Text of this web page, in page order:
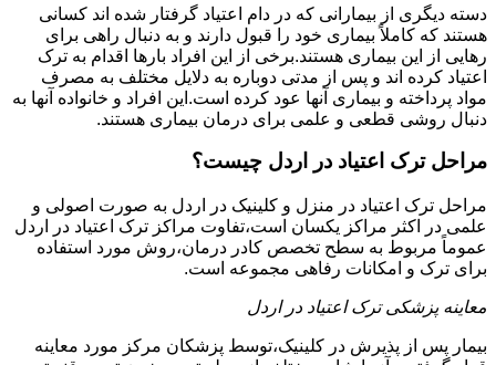
دسته دیگری از بیمارانی که در دام اعتیاد گرفتار شده اند کسانی
هستند که کاملاً بیماری خود را قبول دارند و به دنبال راهی برای
رهایی از این بیماری هستند.برخی از این افراد بارها اقدام به ترک
اعتیاد کرده اند و پس از مدتی دوباره به دلایل مختلف به مصرف
مواد پرداخته و بیماری آنها عود کرده است.این افراد و خانواده آنها به
دنبال روشی قطعی و علمی برای درمان بیماری هستند.
مراحل ترک اعتیاد در اردل چیست؟
مراحل ترک اعتیاد در منزل و کلینیک در اردل به صورت اصولی و
علمی در اکثر مراکز یکسان است،تفاوت مراکز ترک اعتیاد در اردل
عموماً مربوط به سطح تخصص کادر درمان،روش مورد استفاده
برای ترک و امکانات رفاهی مجموعه است.
معاینه پزشکی ترک اعتیاد در اردل
بیمار پس از پذیرش در کلینیک،توسط پزشکان مرکز مورد معاینه